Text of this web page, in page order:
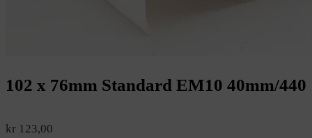
102 x 76mm Standard EM10 40mm/440
kr 123,00